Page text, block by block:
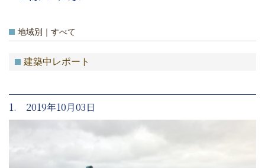
地域別｜すべて
建築中レポート
1. 2019年10月03日